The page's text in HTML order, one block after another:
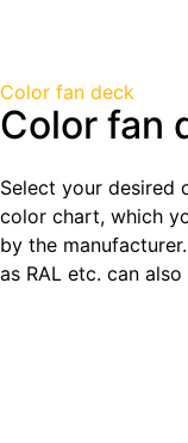
Color fan deck
Color fan
Select your desired
color chart, which
by the
as RAL etc. can